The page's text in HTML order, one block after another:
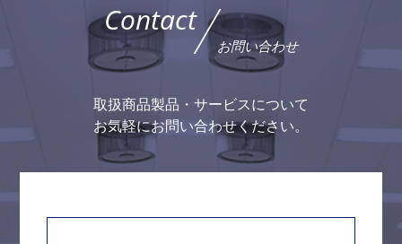
Contact
お問い合わせ
取扱商品製品・サービスについて
お気軽にお問い合わせください。